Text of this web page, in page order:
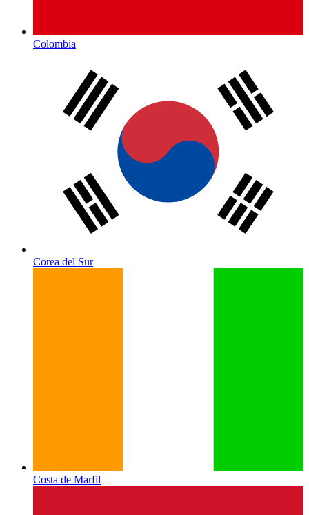
Colombia
Corea del Sur
Costa de Marfil